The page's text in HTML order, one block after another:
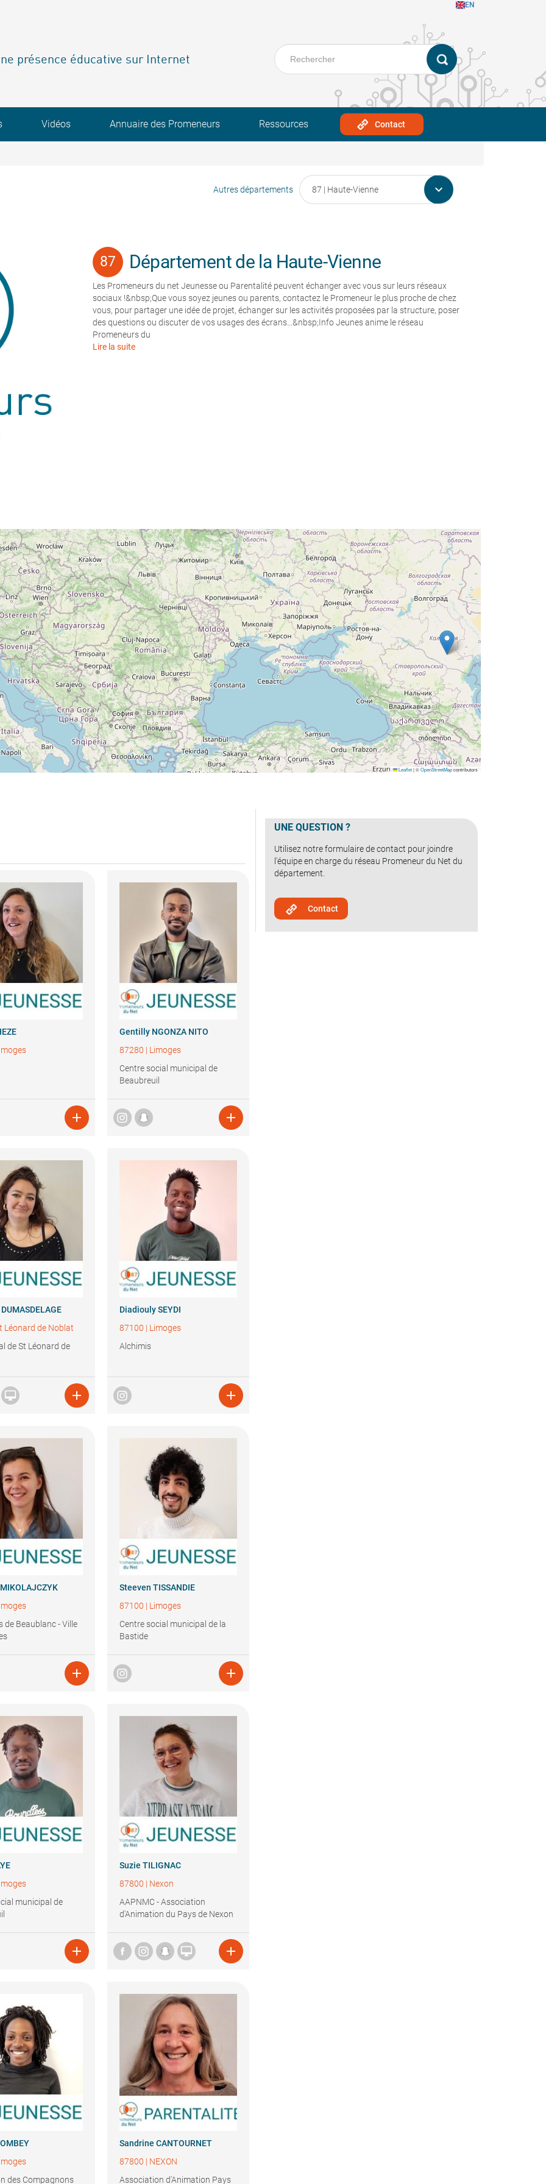
EN
présence éducative sur Internet
Vidéos Annuaire des Promeneurs Ressources Contact
Autres départements 
Département de la Haute-Vienne
Les Promeneurs du net Jeunesse ou Parentalité peuvent échanger avec vous sur leurs réseaux
sociaux !&nbsp;Que vous soyez jeunes ou parents, contactez le Promeneur le plus proche de chez
vous, pour partager une idée de projet, échanger sur les activités proposées par la structure, poser
des questions ou discuter de vos usages des écrans…&nbsp;Info Jeunes anime le réseau
Promeneurs du
Lire la suite
Leaflet|©OpenStreetMapcontributors

Gentilly NGONZA NITO
87280 | Limoges
Centre social municipal de
Beaubreuil

DUMASDELAGE
Léonard de Noblat
de St Léonard de
 
Diadiouly SEYDI
87100 | Limoges
Alchimis

MIKOLAJCZYK
de Beaublanc - Ville

Steeven TISSANDIE
87100 | Limoges
Centre social municipal de la
Bastide

municipal de

Suzie TILIGNAC
87800 | Nexon
AAPNMC - Association
d'Animation du Pays de Nexon
 
des Compagnons
Sandrine CANTOURNET
87800 | NEXON
Association d'Animation Pays
UNE QUESTION ?
Utilisez notre formulaire de contact pour joindre
l'équipe en charge du réseau Promeneur du Net du
département.
Contact